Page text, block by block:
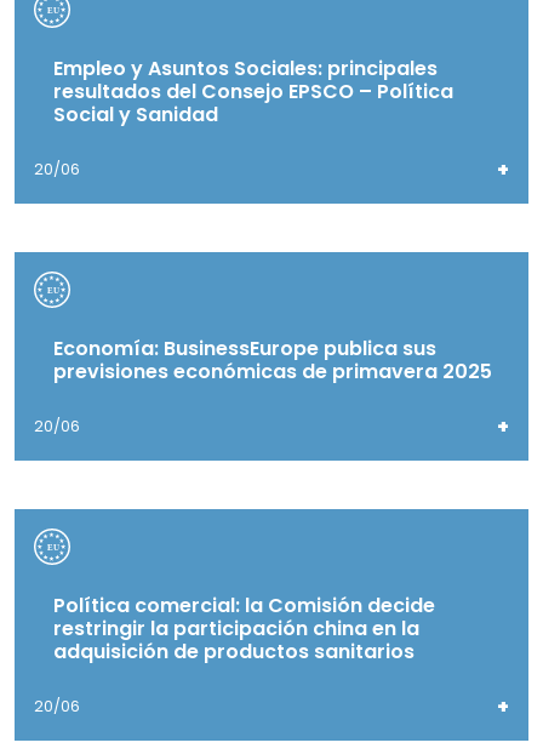
Empleo y Asuntos Sociales: principales
resultados del Consejo EPSCO – Política
Social y Sanidad
20/06 +
Economía: BusinessEurope publica sus
previsiones económicas de primavera 2025
20/06 +
Política comercial: la Comisión decide
restringir la participación china en la
adquisición de productos sanitarios
20/06 +